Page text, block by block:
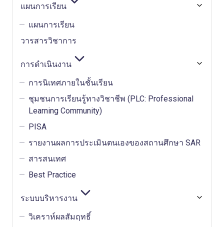
แผนการเรียน
แผนการเรียน
วารสารวิชาการ
การดำเนินงาน
การนิเทศภายในชั้นเรียน
ชุมชนการเรียนรู้ทางวิชาชีพ (PLC: Professional
Learning Community)
PISA
รายงานผลการประเมินตนเองของสถานศึกษา SAR
สารสนเทศ
Best Practice
ระบบบริหารงาน
วิเคราห์ผลสัมฤทธิ์